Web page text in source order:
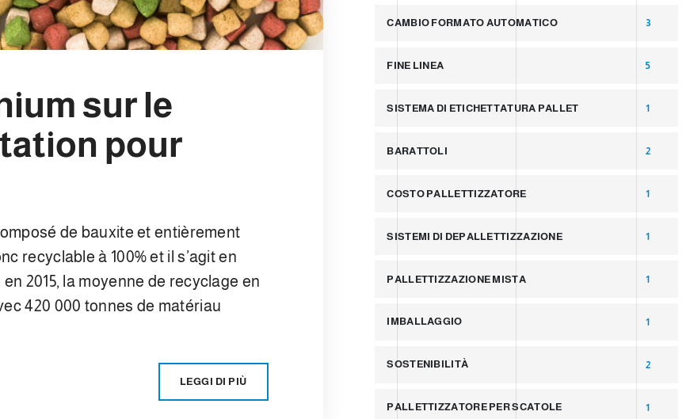
sur le
pour
de bauxite et entièrement
recyclable à 100% et il s’agit en
2015, la moyenne de recyclage en
420 000 tonnes de matériau
LEGGI DI PIÙ
CAMBIO FORMATO AUTOMATICO 3
FINE LINEA 5
SISTEMA DI ETICHETTATURA PALLET 1
BARATTOLI 2
COSTO PALLETTIZZATORE 1
SISTEMI DI DEPALLETTIZZAZIONE 1
PALLETTIZZAZIONE MISTA 1
IMBALLAGGIO 1
SOSTENIBILITÀ 2
PALLETTIZZATORE PER SCATOLE 1